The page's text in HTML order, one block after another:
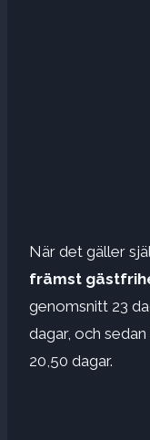
När det gäller
främst
genomsnitt 23
dagar, och sedan
20,50 dagar.